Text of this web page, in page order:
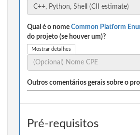
Qual é o nome Common Platform
do projeto (se houver um)?
Mostrar detalhes
Outros comentários gerais sobre o
Pré-requisitos